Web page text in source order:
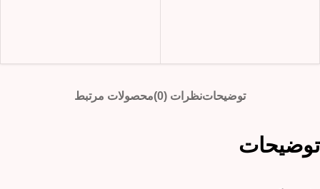
توضیحاتنظرات (0) محصولات مرتبط
توضیحات